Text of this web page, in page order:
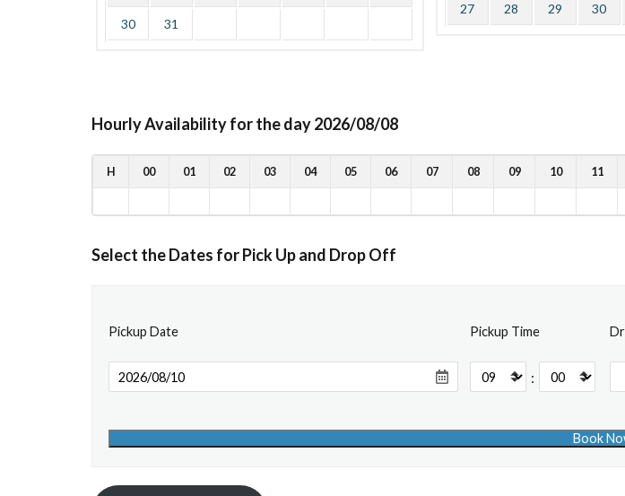
30 31
27 28 29 30
Hourly Availability for the day 2026/08/08
H 00 01 02 03 04 05 06 07 08 09 10 11
Select the Dates for Pick Up and Drop Off
Pickup Date Pickup Time
: